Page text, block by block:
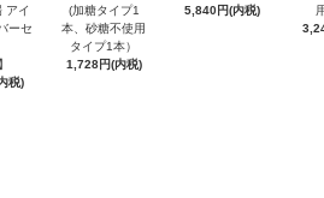
アイ
ーセ
税)
(加糖タイプ1
本、砂糖不使用
タイプ1本）
1,728円(内税)
5,840円(内税)